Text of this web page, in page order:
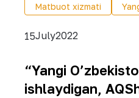
Matbuot xizmati
15July2022
“Yangi
ishlaydigan,